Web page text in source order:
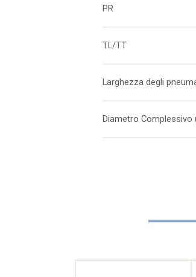
PR
TL/TT
Larghezza degli
Diametro Complessivo